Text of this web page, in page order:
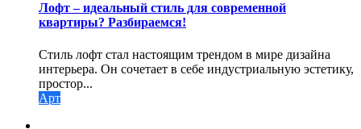
Лофт – идеальный стиль для современной
квартиры? Разбираемся!
Стиль лофт стал настоящим трендом в мире дизайна
интерьера. Он сочетает в себе индустриальную эстетику,
простор...
Арт